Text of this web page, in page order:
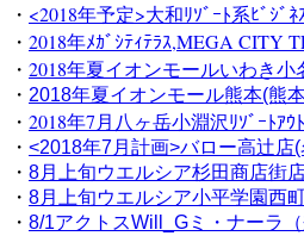
・ <2018年予定>大和ﾘｿﾞｰﾄ系ﾋﾞｼﾞ
・ 2018年ﾒｶﾞｼﾃｨﾃﾗｽ,MEGA CITY
・ 2018年夏イオンモールいわき小
・ 2018年夏イオンモール熊本(熊
・ 2018年7月八ヶ岳小淵沢ﾘｿﾞｰﾄｱｳ
・ <2018年7月計画>バロー高辻店
・ 8月上旬ウエルシア杉田商店街
・ 8月上旬ウエルシア小平学園西
・ 8/1アクトスWill_Gミ・ナーラ（